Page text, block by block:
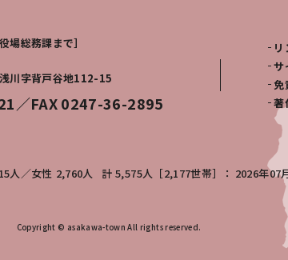
場総務課まで］
川字背戸谷地112-15
／FAX 0247-36-2895
リ
サ
免
著
人 女性 2,760人 計 5,575人［2,177世帯］ 2026年07
Copyright © asakawa-town All rights reserved.